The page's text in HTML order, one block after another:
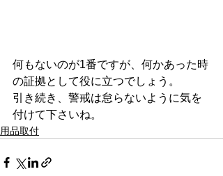
何もないのが1番ですが、何かあった時
の証拠として役に立つでしょう。
引き続き、警戒は怠らないように気を
付けて下さいね。
用品取付